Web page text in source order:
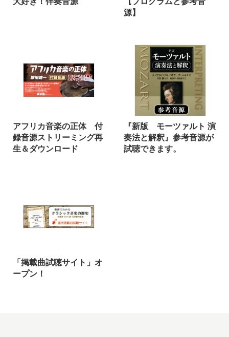
源】
アフリカ音楽の正体 付
録音源ストリーミング再
生＆ダウンロード
『新版 モーツァルト 演
奏法と解釈』参考音源が
試聴できます。
「掲載曲試聴サイト」オ
ープン！